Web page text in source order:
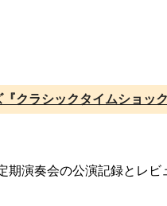
クラシックタイムショッ
演奏会の公演記録とレビ